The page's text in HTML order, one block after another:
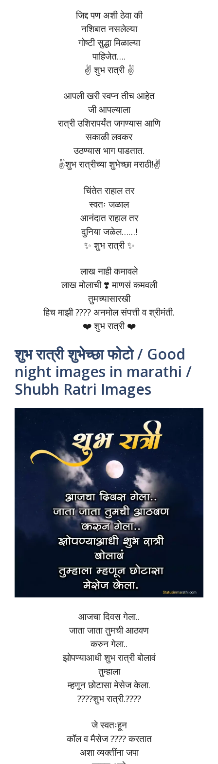
जिद्द पण अशी ठेवा की
नशिबात नसलेल्या
गोष्टी सुद्धा मिळाल्या
पाहिजेत….
✌️ शुभ रात्री ✌️
आपली खरी स्वप्न तीच आहेत
जी आपल्याला
रात्री उशिरापर्यंत जगण्यास आणि
सकाळी लवकर
उठण्यास भाग पाडतात.
✌️शुभ रात्रीच्या शुभेच्छा मराठी!✌️
चिंतेत राहाल तर
स्वतः जळाल
आनंदात राहाल तर
दुनिया जळेल……!
✨ शुभ रात्री ✨
लाख नाही कमावले
लाख मोलाची ❣️ माणसं कमवली
तुमच्यासारखी
हिच माझी ???? अनमोल संपत्ती व श्रीमंती.
❤️ शुभ रात्री ❤️
शुभ रात्री शुभेच्छा फोटो / Good
night images in marathi /
Shubh Ratri Images
आजचा दिवस गेला..
जाता जाता तुमची आठवण
करुन गेला..
झोपण्याआधी शुभ रात्री बोलावं
तुम्हाला
म्हणून छोटासा मेसेज केला.
????शुभ रात्री.????
जे स्वतःहून
कॉल व मैसेज ???? करतात
अशा व्यक्तींना जपा